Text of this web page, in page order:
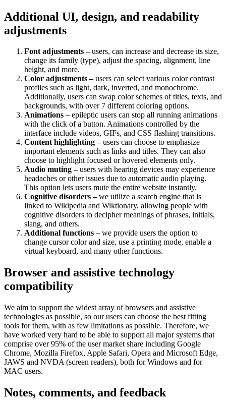
Additional UI, design, and readability
adjustments
Font adjustments –users, can increase and decrease its size,
change its family (type), adjust the spacing, alignment, line
height, and more.
Color adjustments –users can select various color contrast
profiles such as light, dark, inverted, and monochrome.
Additionally, users can swap color schemes of titles, texts, and
backgrounds, with over 7 different coloring options.
Animations –epileptic users can stop all running animations
with the click of a button. Animations controlled by the
interface include videos, GIFs, and CSS flashing transitions.
Content highlighting –users can choose to emphasize
important elements such as links and titles. They can also
choose to highlight focused or hovered elements only.
Audio muting –users with hearing devices may experience
headaches or other issues due to automatic audio playing.
This option lets users mute the entire website instantly.
Cognitive disorders –we utilize a search engine that is
linked to Wikipedia and Wiktionary, allowing people with
cognitive disorders to decipher meanings of phrases, initials,
slang, and others.
Additional functions –we provide users the option to
change cursor color and size, use a printing mode, enable a
virtual keyboard, and many other functions.
Browser and assistive technology
compatibility
We aim to support the widest array of browsers and assistive
technologies as possible, so our users can choose the best fitting
tools for them, with as few limitations as possible. Therefore, we
have worked very hard to be able to support all major systems that
comprise over 95% of the user market share including Google
Chrome, Mozilla Firefox, Apple Safari, Opera and Microsoft Edge,
JAWS and NVDA (screen readers), both for Windows and for
MAC users.
Notes, comments, and feedback